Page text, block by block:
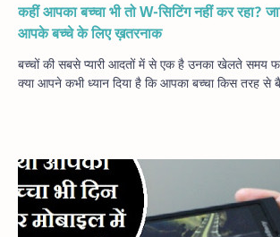
कहीं आपका बच्चा भी तो W-सिटिंग नहीं कर रहा?
आपके बच्चे के लिए ख़तरनाक
बच्चों की सबसे प्यारी आदतों में से एक है उनका खेलते समय
क्या आपने कभी ध्यान दिया है कि आपका बच्चा किस तरह से